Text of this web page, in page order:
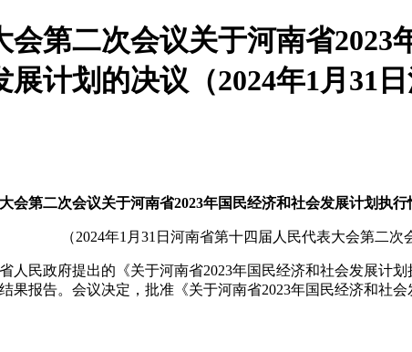
第二次会议关于河南省
展计划的决议（2024年1月31
会第二次会议关于河南省2023年国民经济和社会发展计划执
（2024年1月31日河南省第十四届人民代表大会第二次
政府提出的《关于河南省2023年国民经济和社会发展计划
果报告。会议决定，批准《关于河南省2023年国民经济和社